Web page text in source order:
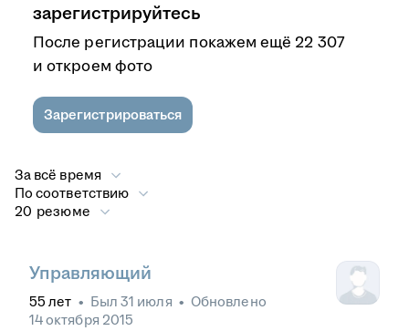
зарегистрируйтесь
После регистрации покажем ещё 22 307
и откроем фото
Зарегистрироваться
За всё время
По соответствию
20 резюме
Управляющий
55 лет • Был 31 июля • Обновлено
14 октября 2015